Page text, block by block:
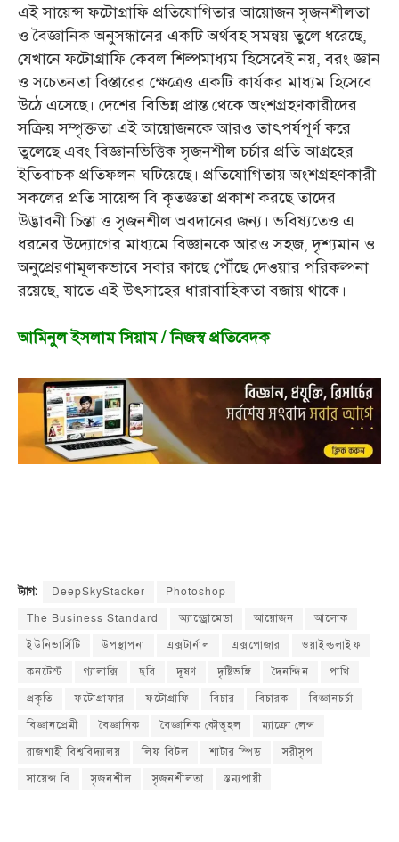
এই সায়েন্স ফটোগ্রাফি প্রতিযোগিতার আয়োজন সৃজনশীলতা
ও বৈজ্ঞানিক অনুসন্ধানের একটি অর্থবহ সমন্বয় তুলে ধরেছে,
যেখানে ফটোগ্রাফি কেবল শিল্পমাধ্যম হিসেবেই নয়, বরং জ্ঞান
ও সচেতনতা বিস্তারের ক্ষেত্রেও একটি কার্যকর মাধ্যম হিসেবে
উঠে এসেছে। দেশের বিভিন্ন প্রান্ত থেকে অংশগ্রহণকারীদের
সক্রিয় সম্পৃক্ততা এই আয়োজনকে আরও তাৎপর্যপূর্ণ করে
তুলেছে এবং বিজ্ঞানভিত্তিক সৃজনশীল চর্চার প্রতি আগ্রহের
ইতিবাচক প্রতিফলন ঘটিয়েছে। প্রতিযোগিতায় অংশগ্রহণকারী
সকলের প্রতি সায়েন্স বি কৃতজ্ঞতা প্রকাশ করছে তাদের
উদ্ভাবনী চিন্তা ও সৃজনশীল অবদানের জন্য। ভবিষ্যতেও এ
ধরনের উদ্যোগের মাধ্যমে বিজ্ঞানকে আরও সহজ, দৃশ্যমান ও
অনুপ্রেরণামূলকভাবে সবার কাছে পৌঁছে দেওয়ার পরিকল্পনা
রয়েছে, যাতে এই উৎসাহের ধারাবাহিকতা বজায় থাকে।
আমিনুল ইসলাম সিয়াম / নিজস্ব প্রতিবেদক
ট্যাগ: DeepSkyStacker
Photoshop
The Business Standard
অ্যান্ড্রোমেডা আয়োজন
আলোক
ইউনিভার্সিটি
উপস্থাপনা এক্সটার্নাল এক্সপোজার
ওয়াইল্ডলাইফ
কনটেস্ট
গ্যালাক্সি ছবি দূষণ দৃষ্টিভঙ্গি দৈনন্দিন
পাখি
প্রকৃতি
ফটোগ্রাফার ফটোগ্রাফি বিচার বিচারক
বিজ্ঞানচর্চা
বিজ্ঞানপ্রেমী
বৈজ্ঞানিক বৈজ্ঞানিক কৌতূহল
ম্যাক্রো লেন্স
রাজশাহী বিশ্ববিদ্যালয়
লিফ বিটল শাটার স্পিড
সরীসৃপ
সায়েন্স বি
সৃজনশীল সৃজনশীলতা স্তন্যপায়ী